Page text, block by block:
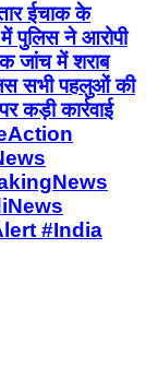
ईचाक के
पुलिस ने आरोपी
जांच में शराब
सभी पहलुओं की
कड़ी कार्रवाई
#India